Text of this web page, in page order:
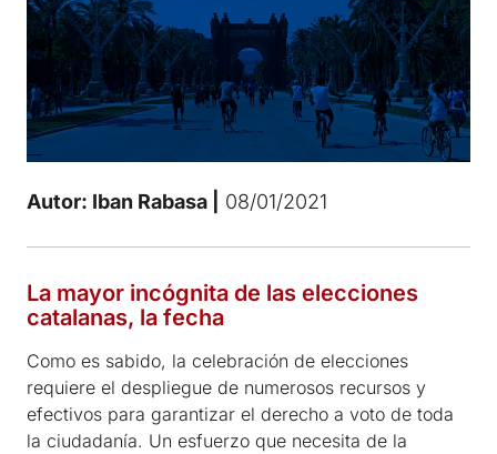
Autor: Iban Rabasa | 08/01/2021
La mayor incógnita de las elecciones
catalanas, la fecha
Como es sabido, la celebración de elecciones
requiere el despliegue de numerosos recursos y
efectivos para garantizar el derecho a voto de toda
la ciudadanía. Un esfuerzo que necesita de la